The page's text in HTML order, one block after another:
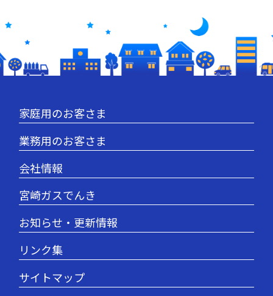
家庭用のお客さま
業務用のお客さま
会社情報
宮崎ガスでんき
お知らせ・更新情報
リンク集
サイトマップ